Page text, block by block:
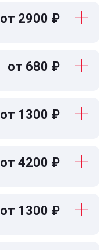
от 2900 ₽
от 680 ₽
от 1300 ₽
от 4200 ₽
от 1300 ₽